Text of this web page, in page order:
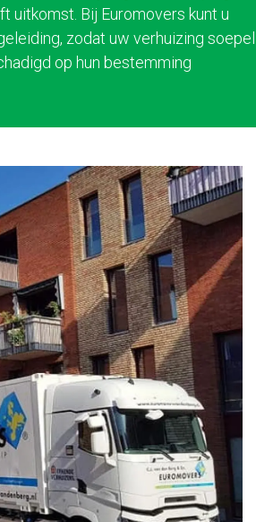
uitkomst. Bij Euromovers kunt u
zodat uw verhuizing soepel
op hun bestemming